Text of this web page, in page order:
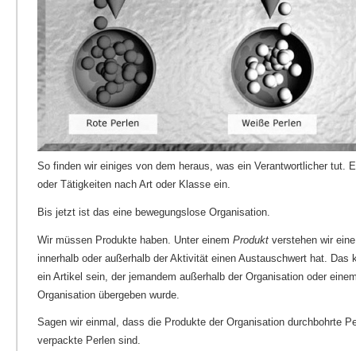
So finden wir einiges von dem heraus, was ein Verantwortlicher tut.
oder Tätigkeiten nach Art oder Klasse ein.
Bis jetzt ist das eine bewegungslose Organisation.
Wir müssen Produkte haben. Unter einem Produkt verstehen wir
innerhalb oder außerhalb der Aktivität einen Austauschwert hat. Das
ein Artikel sein, der jemandem außerhalb der Organisation oder
Organisation übergeben wurde.
Sagen wir einmal, dass die Produkte der Organisation durchbohrte
verpackte Perlen sind.